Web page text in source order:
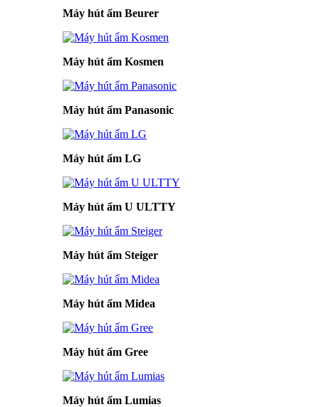
Máy hút ẩm Beurer
Máy hút ẩm Kosmen
Máy hút ẩm Panasonic
Máy hút ẩm LG
Máy hút ẩm U ULTTY
Máy hút ẩm Steiger
Máy hút ẩm Midea
Máy hút ẩm Gree
Máy hút ẩm Lumias